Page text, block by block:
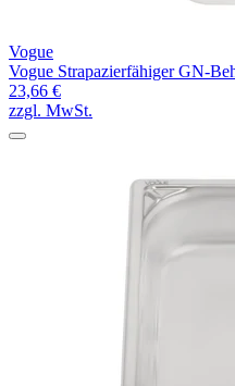
Vogue
Vogue Strapazierfähiger GN-
23,66 €
zzgl. MwSt.